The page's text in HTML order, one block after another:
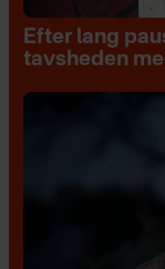
Efter lang
tavsheden